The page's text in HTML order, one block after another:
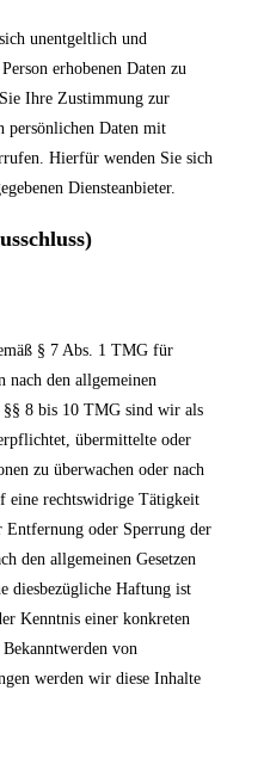
unentgeltlich und
erhobenen Daten zu
Ihre Zustimmung zur
persönlichen Daten mit
Hierfür wenden Sie sich
Diensteanbieter.
§ 7 Abs. 1 TMG für
nach den allgemeinen
§§ 8 bis 10 TMG sind wir als
übermittelte oder
zu überwachen oder nach
eine rechtswidrige Tätigkeit
oder Sperrung der
den allgemeinen Gesetzen
diesbezügliche Haftung ist
Kenntnis einer konkreten
von
werden wir diese Inhalte